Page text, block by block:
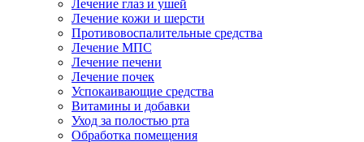
Лечение глаз и ушей
Лечение кожи и шерсти
Противовоспалительные средства
Лечение МПС
Лечение печени
Лечение почек
Успокаивающие средства
Витамины и добавки
Уход за полостью рта
Обработка помещения